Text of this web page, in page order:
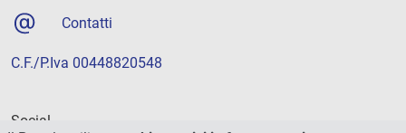
Contatti
C.F./P.Iva 00448820548
Social